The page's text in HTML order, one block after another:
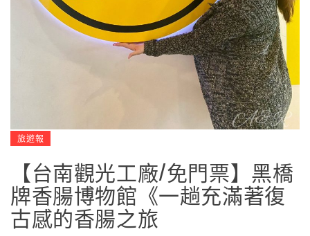
旅遊報
【台南觀光工廠/免門票】黑橋
牌香腸博物館《一趟充滿著復
古感的香腸之旅